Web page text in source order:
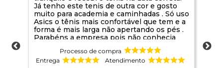
Já tenho este tenis de outra cor e gosto
muito para academia e caminhadas . Só uso
Asics o tênis mais confortável que tem e a
forma é mais larga não apertando os pés .
Parabéns a empresa pois não conhecia
sou de Belo Horizonte. Foi uma boa
oportunidade de conhecer
Processo de compra
Entrega
Atendimento